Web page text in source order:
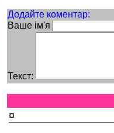
Додайте коментар:
Ваше ім'я
Текст:
¤